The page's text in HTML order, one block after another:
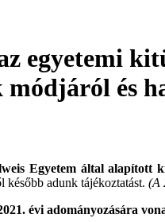
egyetemi
módjáról és
Egyetem által alapított
később adunk tájékoztatást. (A
évi adományozására